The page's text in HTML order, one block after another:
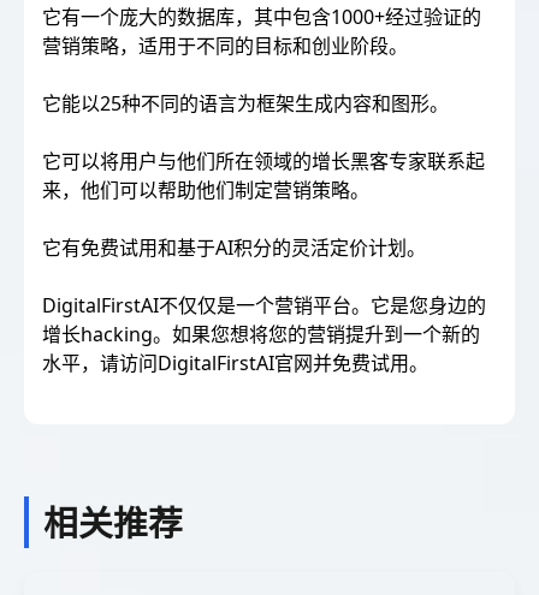
它有一个庞大的数据库，其中包含1000+经过验证的
营销策略，适用于不同的目标和创业阶段。
它能以25种不同的语言为框架生成内容和图形。
它可以将用户与他们所在领域的增长黑客专家联系起
来，他们可以帮助他们制定营销策略。
它有免费试用和基于AI积分的灵活定价计划。
DigitalFirstAI不仅仅是一个营销平台。它是您身边的
增长hacking。如果您想将您的营销提升到一个新的
水平，请访问DigitalFirstAI官网并免费试用。
相关推荐